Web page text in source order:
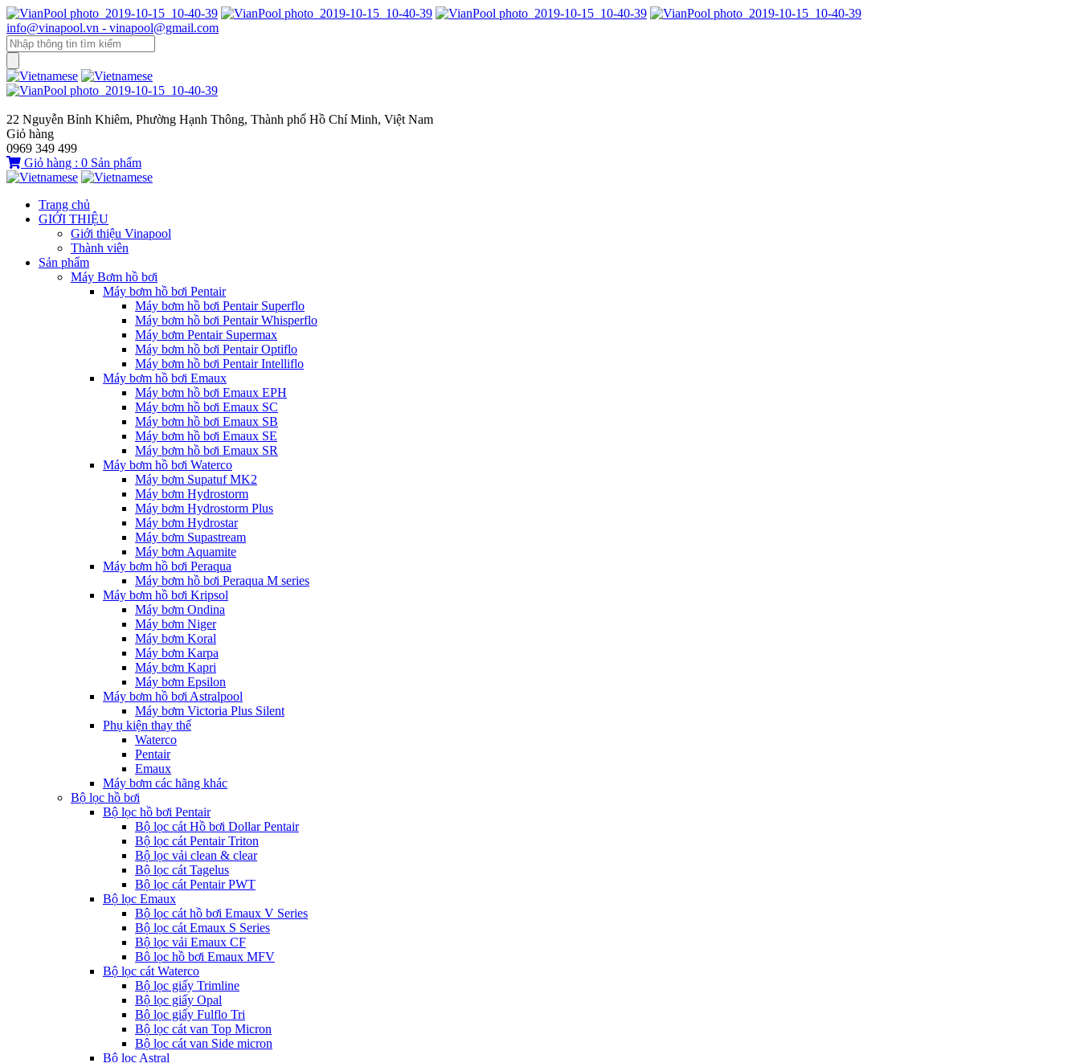
info@vinapool.vn - vinapool@gmail.com
22 Nguyễn Bỉnh Khiêm, Phường Hạnh Thông, Thành phố Hồ Chí Minh, Việt Nam
Giỏ hàng
0969 349 499
Giỏ hàng : 0 Sản phẩm
Trang chủ
GIỚI THIỆU
Giới thiệu Vinapool
Thành viên
Sản phẩm
Máy Bơm hồ bơi
Máy bơm hồ bơi Pentair
Máy bơm hồ bơi Pentair Superflo
Máy bơm hồ bơi Pentair Whisperflo
Máy bơm Pentair Supermax
Máy bơm hồ bơi Pentair Optiflo
Máy bơm hồ bơi Pentair Intelliflo
Máy bơm hồ bơi Emaux
Máy bơm hồ bơi Emaux EPH
Máy bơm hồ bơi Emaux SC
Máy bơm hồ bơi Emaux SB
Máy bơm hồ bơi Emaux SE
Máy bơm hồ bơi Emaux SR
Máy bơm hồ bơi Waterco
Máy bơm Supatuf MK2
Máy bơm Hydrostorm
Máy bơm Hydrostorm Plus
Máy bơm Hydrostar
Máy bơm Supastream
Máy bơm Aquamite
Máy bơm hồ bơi Peraqua
Máy bơm hồ bơi Peraqua M series
Máy bơm hồ bơi Kripsol
Máy bơm Ondina
Máy bơm Niger
Máy bơm Koral
Máy bơm Karpa
Máy bơm Kapri
Máy bơm Epsilon
Máy bơm hồ bơi Astralpool
Máy bơm Victoria Plus Silent
Phụ kiện thay thế
Waterco
Pentair
Emaux
Máy bơm các hãng khác
Bộ lọc hồ bơi
Bộ lọc hồ bơi Pentair
Bộ lọc cát Hồ bơi Dollar Pentair
Bộ lọc cát Pentair Triton
Bộ lọc vải clean & clear
Bộ lọc cát Tagelus
Bộ lọc cát Pentair PWT
Bộ lọc Emaux
Bộ lọc cát hồ bơi Emaux V Series
Bộ lọc cát Emaux S Series
Bộ lọc vải Emaux CF
Bô lọc hồ bơi Emaux MFV
Bộ lọc cát Waterco
Bộ lọc giấy Trimline
Bộ lọc giấy Opal
Bộ lọc giấy Fulflo Tri
Bộ lọc cát van Top Micron
Bộ lọc cát van Side micron
Bộ lọc Astral